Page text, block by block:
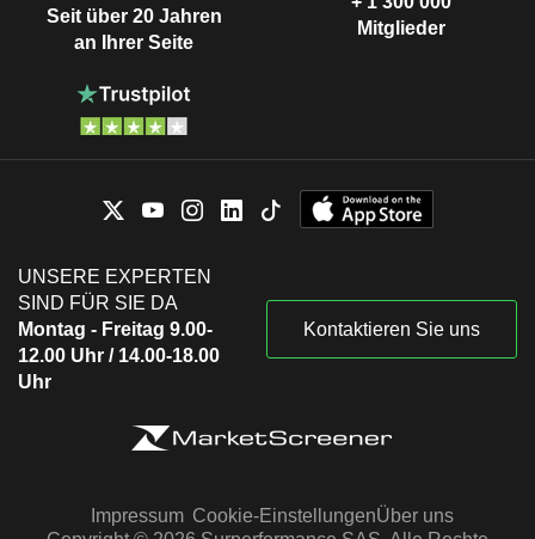
Seit über 20 Jahren
an Ihrer Seite
Mitglieder
UNSERE EXPERTEN
SIND FÜR SIE DA
Montag - Freitag 9.00-
12.00 Uhr / 14.00-18.00
Uhr
Kontaktieren Sie uns
Impressum Cookie-EinstellungenÜber uns